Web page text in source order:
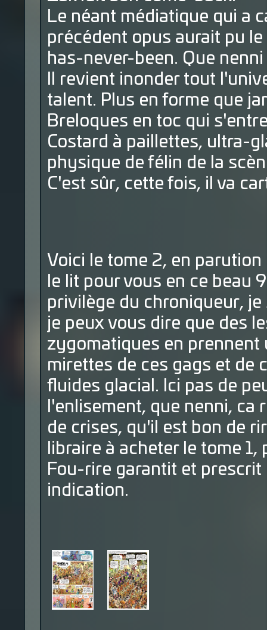
Le néant médiatique qui a
précédent opus aurait pu
has-never-been. Que nenni
Il revient inonder tout
talent. Plus en forme que
Breloques en toc qui
Costard à paillettes, ultra-
physique de félin de la
C'est sûr, cette fois, il va
Voici le tome 2, en
le lit pour vous en ce beau
privilège du chroniqueur,
je peux vous dire que des
zygomatiques en prennent
mirettes de ces gags et de
fluides glacial. Ici pas de
l'enlisement, que nenni, ca
de crises, qu'il est bon de
libraire à acheter le tome
Fou-rire garantit et
indication.